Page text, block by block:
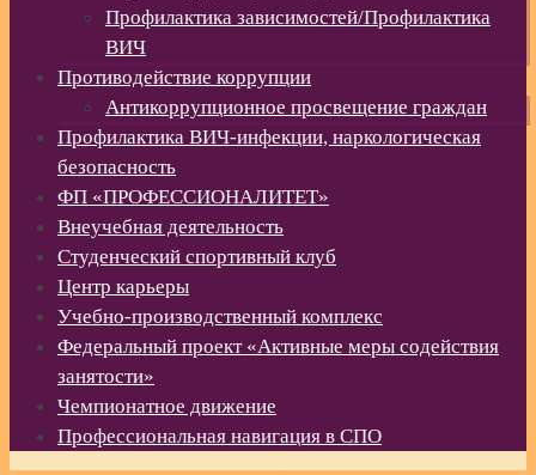
Профилактика зависимостей/Профилактика
ВИЧ
Противодействие коррупции
Антикоррупционное просвещение граждан
Профилактика ВИЧ-инфекции, наркологическая
безопасность
ФП «ПРОФЕССИОНАЛИТЕТ»
Внеучебная деятельность
Студенческий спортивный клуб
Центр карьеры
Учебно-производственный комплекс
Федеральный проект «Активные меры содействия
занятости»
Чемпионатное движение
Профессиональная навигация в СПО